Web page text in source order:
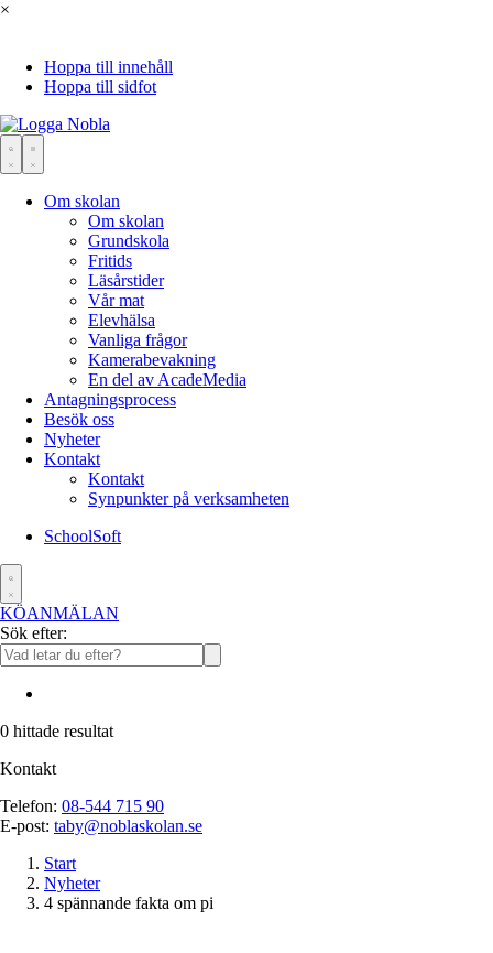
×
Hoppa till innehåll
Hoppa till sidfot
Om skolan
Om skolan
Grundskola
Fritids
Läsårstider
Vår mat
Elevhälsa
Vanliga frågor
Kamerabevakning
En del av AcadeMedia
Antagningsprocess
Besök oss
Nyheter
Kontakt
Kontakt
Synpunkter på verksamheten
SchoolSoft
KÖANMÄLAN
Sök efter:
0 hittade resultat
Kontakt
Telefon: 08-544 715 90
E-post: taby@noblaskolan.se
Start
Nyheter
4 spännande fakta om pi